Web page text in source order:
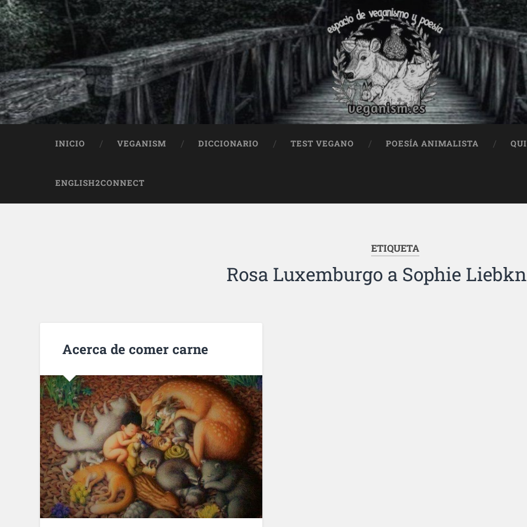
INICIO VEGANISM DICCIONARIO TEST VEGANO POESÍA ANIMALISTA
ENGLISH2CONNECT
ETIQUETA
Rosa Luxemburgo a Sophie
Acerca de comer carne